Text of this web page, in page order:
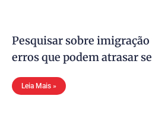
Pesquisar sobre imigração
erros que podem atrasar
Leia Mais »